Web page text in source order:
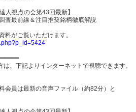
人視点の会第43回最新】
査最前線＆注目推奨銘柄徹底解説
料がご覧いただけます。
、下記よりインターネットで視聴できます。
会員は最新の音声ファイル（約82分）と